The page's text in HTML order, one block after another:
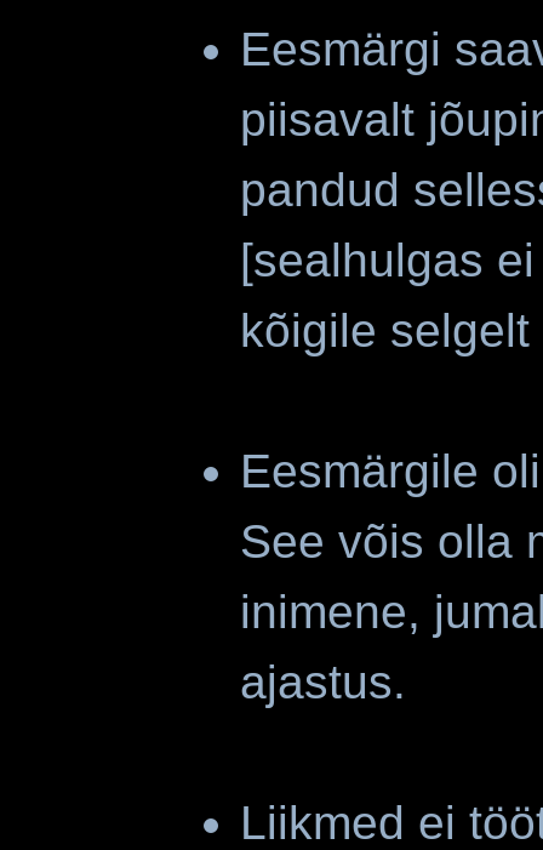
Eesmärgi
piisavalt
pandud
[sealhulgas
kõigile
Eesmärgile
See võis olla
inimene,
ajastus.
Liikmed ei